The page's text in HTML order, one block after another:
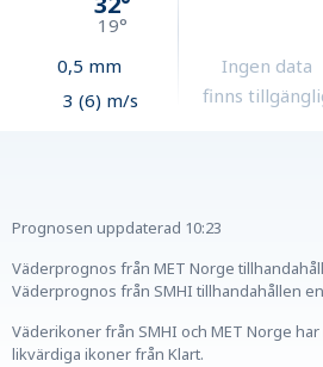
19°
0,5 mm
3 (6) m/s
Ingen data
finns
Prognosen uppdaterad 10:23
Väderprognos från MET Norge
Väderprognos från SMHI tillhandahållen
Väderikoner från SMHI och MET Norge har
likvärdiga ikoner från Klart.